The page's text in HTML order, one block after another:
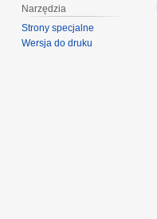
Narzędzia
Strony specjalne
Wersja do druku